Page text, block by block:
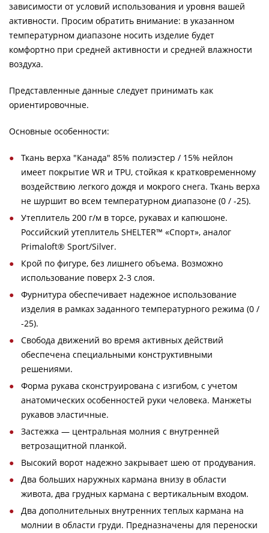
зависимости от условий использования и уровня вашей
активности. Просим обратить внимание: в указанном
температурном диапазоне носить изделие будет
комфортно при средней активности и средней влажности
воздуха.
Представленные данные следует принимать как
ориентировочные.
Основные особенности:
Ткань верха "Канада" 85% полиэстер / 15% нейлон
имеет покрытие WR и TPU, стойкая к кратковременному
воздействию легкого дождя и мокрого снега. Ткань верха
не шуршит во всем температурном диапазоне (0 / -25).
Утеплитель 200 г/м в торсе, рукавах и капюшоне.
Российский утеплитель SHELTER™ «Спорт», аналог
Primaloft® Sport/Silver.
Крой по фигуре, без лишнего объема. Возможно
использование поверх 2-3 слоя.
Фурнитура обеспечивает надежное использование
изделия в рамках заданного температурного режима (0 /
-25).
Свобода движений во время активных действий
обеспечена специальными конструктивными
решениями.
Форма рукава сконструирована с изгибом, с учетом
анатомических особенностей руки человека. Манжеты
рукавов эластичные.
Застежка — центральная молния с внутренней
ветрозащитной планкой.
Высокий ворот надежно закрывает шею от продувания.
Два больших наружных кармана внизу в области
живота, два грудных кармана с вертикальным входом.
Два дополнительных внутренних теплых кармана на
молнии в области груди. Предназначены для переноски